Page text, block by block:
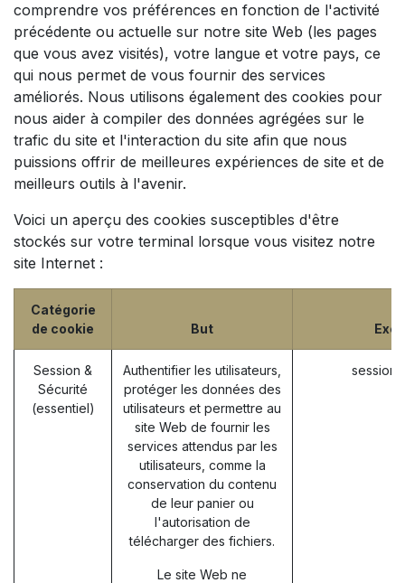
comprendre vos préférences en fonction de l'activité
précédente ou actuelle sur notre site Web (les pages
que vous avez visités), votre langue et votre pays, ce
qui nous permet de vous fournir des services
améliorés. Nous utilisons également des cookies pour
nous aider à compiler des données agrégées sur le
trafic du site et l'interaction du site afin que nous
puissions offrir de meilleures expériences de site et de
meilleurs outils à l'avenir.
Voici un aperçu des cookies susceptibles d'être
stockés sur votre terminal lorsque vous visitez notre
site Internet :
Catégorie
de cookie
But
Session &
Sécurité
(essentiel)
Authentifier les utilisateurs,
protéger les données des
utilisateurs et permettre au
site Web de fournir les
services attendus par les
utilisateurs, comme la
conservation du contenu
de leur panier ou
l'autorisation de
télécharger des fichiers.
Le site Web ne